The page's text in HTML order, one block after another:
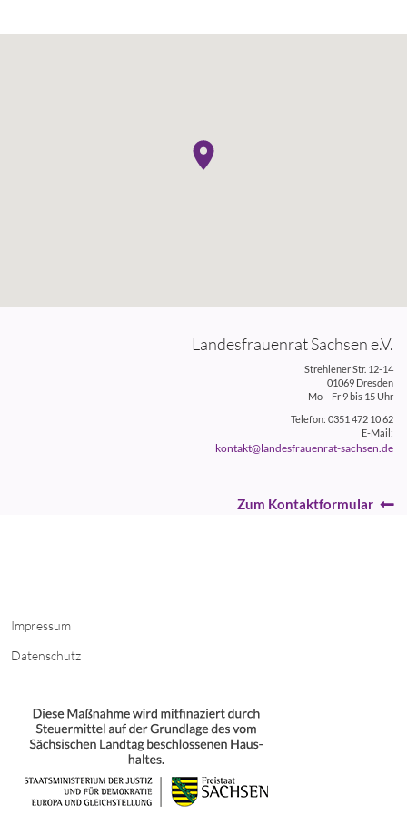
Landesfrauenrat Sachsen e.V.
Strehlener Str. 12-14
01069 Dresden
Mo – Fr 9 bis 15 Uhr
Telefon: 0351 472 10 62
E-Mail:
kontakt@landesfrauenrat-sachsen.de
Zum Kontaktformular
Impressum
Datenschutz